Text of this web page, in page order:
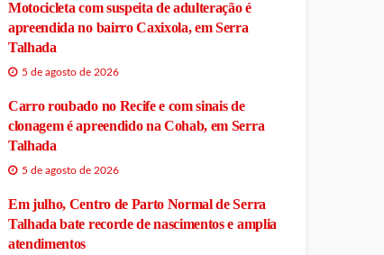
Motocicleta com suspeita de adulteração é
apreendida no bairro Caxixola, em Serra
Talhada
5 de agosto de 2026
Carro roubado no Recife e com sinais de
clonagem é apreendido na Cohab, em Serra
Talhada
5 de agosto de 2026
Em julho, Centro de Parto Normal de Serra
Talhada bate recorde de nascimentos e amplia
atendimentos